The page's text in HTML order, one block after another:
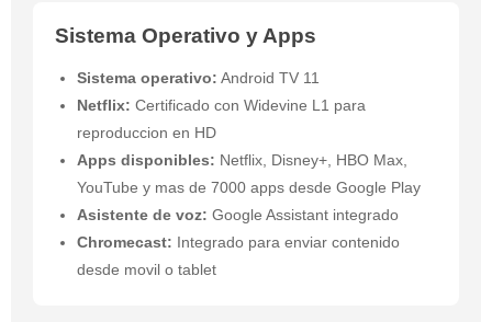
Sistema Operativo y Apps
Sistema operativo: Android TV 11
Netflix: Certificado con Widevine L1 para
reproduccion en HD
Apps disponibles: Netflix, Disney+, HBO Max,
YouTube y mas de 7000 apps desde Google Play
Asistente de voz: Google Assistant integrado
Chromecast: Integrado para enviar contenido
desde movil o tablet